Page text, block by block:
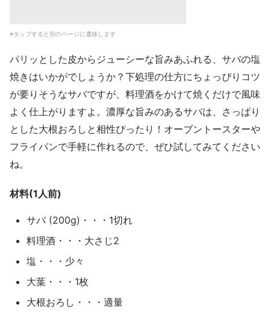
※タップすると別のページに遷移します
パリッとした皮からジューシーな旨みあふれる、サバの塩
焼きはいかがでしょうか？下処理の仕方にちょっぴりコツ
が要りそうなサバですが、料理酒をかけて焼くだけで風味
よく仕上がりますよ。濃厚な旨みのあるサバは、さっぱり
とした大根おろしと相性ぴったり！オーブントースターや
フライパンで手軽に作れるので、ぜひ試してみてください
ね。
材料(1人前)
サバ (200g)・・・1切れ
料理酒・・・大さじ2
塩・・・少々
大葉・・・1枚
大根おろし・・・適量